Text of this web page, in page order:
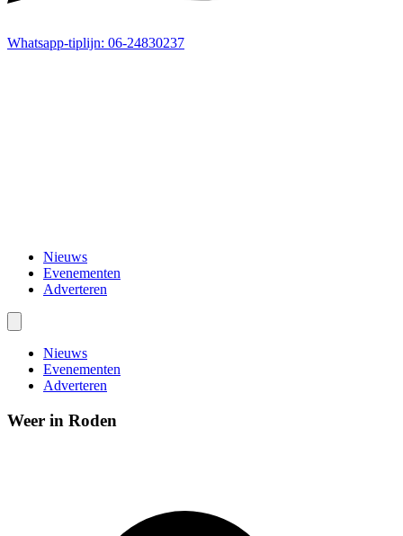
Whatsapp-tiplijn: 06-24830237
Nieuws
Evenementen
Adverteren
Nieuws
Evenementen
Adverteren
Weer in Roden